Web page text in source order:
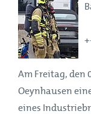
Am Freitag, den
Oeynhausen
eines